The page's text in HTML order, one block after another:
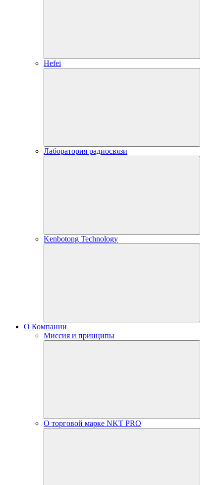
Hefei
Лаборатория радиосвязи
Kenbotong Technology
О Компании
Миссия и принципы
О торговой марке NKT PRO